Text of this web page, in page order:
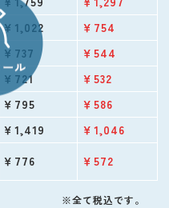
￥1,022 ￥754
￥737 ￥544
￥721 ￥532
￥795 ￥586
￥1,419 ￥1,046
￥776 ￥572
※全て税込です。